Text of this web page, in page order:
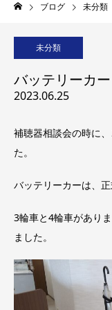
ブログ 未分類
未分類
バッテリーカー
2023.06.25
補聴器相談会の時に
た。
バッテリーカーは、正
3輪車と4輪車があり
ました。